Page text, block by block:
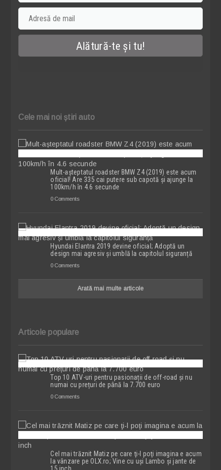
Cele mai noi știri auto
Mult-așteptatul roadster BMW Z4 (2019) este acum
oficial! Are 335 cai putere sub capotă și ajunge la
100km/h în 4.6 secunde
0 Comments
Hyundai Elantra 2019 devine oficial; Adoptă un
design mai agresiv și umblă la capitolul siguranță
0 Comments
Arată mai multe articole
Articole populare
Top 10 ATV-uri pentru pasionații de off-road și nu
numai cu prețuri de până la 7.700 euro
0 Comments
Cel mai trăznit Matiz pe care ţi-l poţi imagina e acum
la vânzare pe OLX.ro; Vine cu uşi Lambo şi jante de